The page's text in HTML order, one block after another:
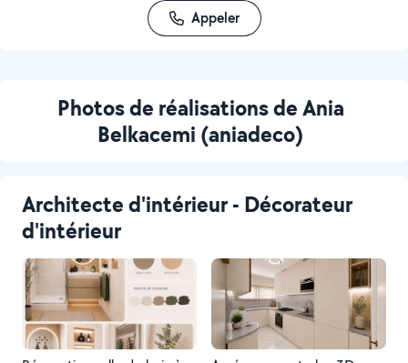
Appeler
Photos de réalisations de Ania
Belkacemi (aniadeco)
Architecte d'intérieur - Décorateur
d'intérieur